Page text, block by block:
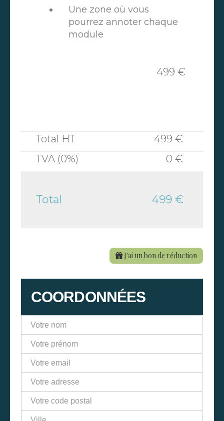
Une zone où vous
pourrez annoter chaque
module
499 €
Total HT
499 €
TVA (0%)
0 €
Total 499 €
J'ai un bon de réduction
COORDONNÉES